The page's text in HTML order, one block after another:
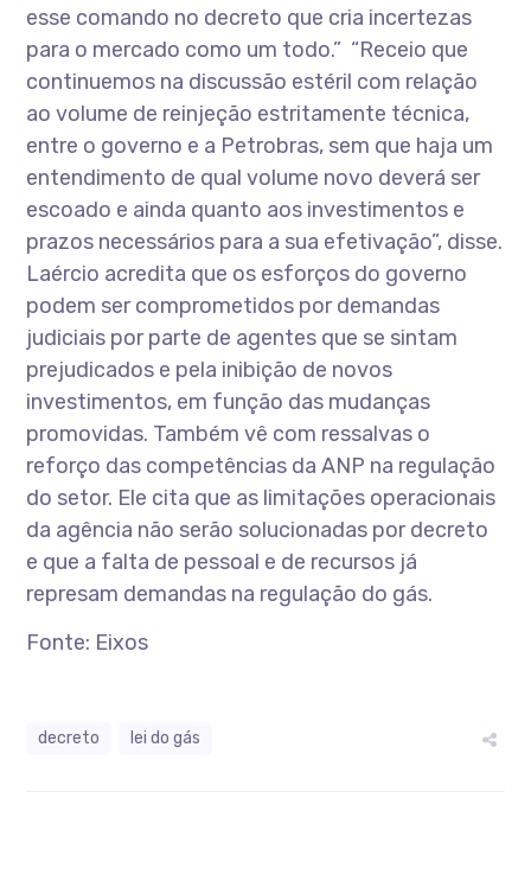
esse comando no decreto que cria incertezas
para o mercado como um todo.” “Receio que
continuemos na discussão estéril com relação
ao volume de reinjeção estritamente técnica,
entre o governo e a Petrobras, sem que haja um
entendimento de qual volume novo deverá ser
escoado e ainda quanto aos investimentos e
prazos necessários para a sua efetivação”, disse.
Laércio acredita que os esforços do governo
podem ser comprometidos por demandas
judiciais por parte de agentes que se sintam
prejudicados e pela inibição de novos
investimentos, em função das mudanças
promovidas. Também vê com ressalvas o
reforço das competências da ANP na regulação
do setor. Ele cita que as limitações operacionais
da agência não serão solucionadas por decreto
e que a falta de pessoal e de recursos já
represam demandas na regulação do gás.
Fonte: Eixos
decreto lei do gás